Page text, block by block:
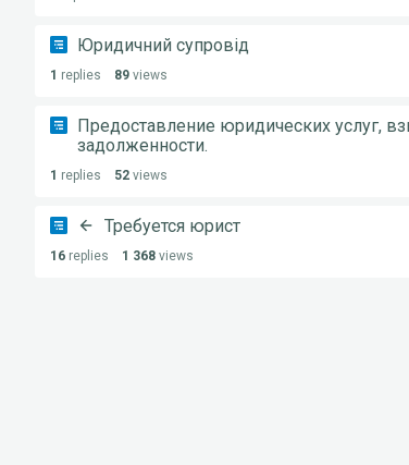
Юридичний супровід
1 replies 89 views
Предоставление юридических услуг,
задолженности.
1 replies 52 views
Требуется юрист
16 replies 1 368 views